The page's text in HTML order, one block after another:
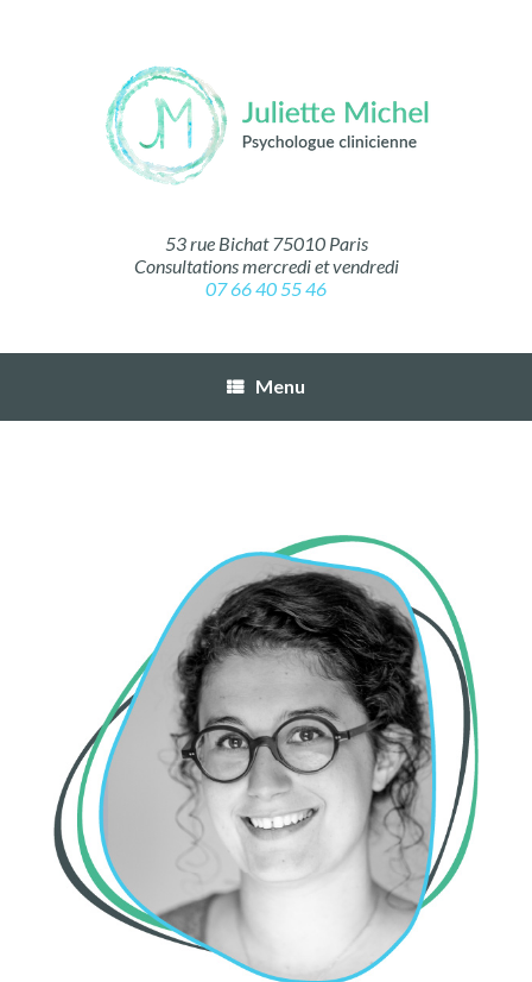
53 rue Bichat 75010 Paris
Consultations mercredi et vendredi
07 66 40 55 46
Menu